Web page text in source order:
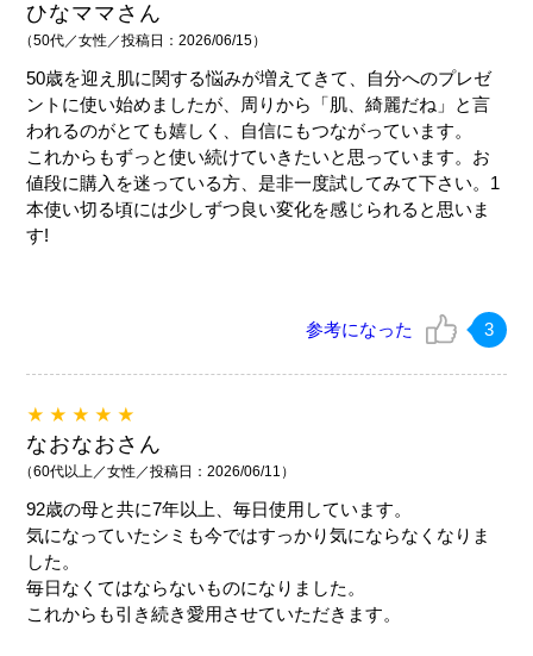
ひなママさん
（50代／女性／投稿日：2026/06/15）
50歳を迎え肌に関する悩みが増えてきて、自分へのプレゼ
ントに使い始めましたが、周りから「肌、綺麗だね」と言
われるのがとても嬉しく、自信にもつながっています。
これからもずっと使い続けていきたいと思っています。お
値段に購入を迷っている方、是非一度試してみて下さい。1
本使い切る頃には少しずつ良い変化を感じられると思いま
す!
参考になった 3
★★★★★
なおなおさん
（60代以上／女性／投稿日：2026/06/11）
92歳の母と共に7年以上、毎日使用しています。
気になっていたシミも今ではすっかり気にならなくなりま
した。
毎日なくてはならないものになりました。
これからも引き続き愛用させていただきます。